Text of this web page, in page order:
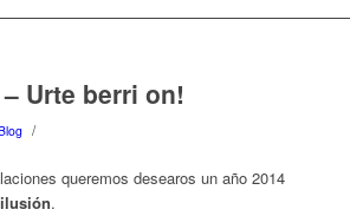
– Urte berri on!
/
queremos desearos un año 2014
.